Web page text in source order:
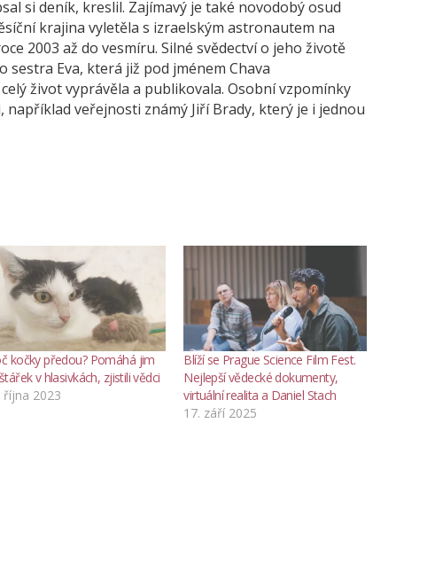
si deník, kreslil. Zajímavý je také novodobý osud
krajina vyletěla s izraelským astronautem na
2003 až do vesmíru. Silné svědectví o jeho životě
sestra Eva, která již pod jménem Chava
život vyprávěla a publikovala. Osobní vzpomínky
veřejnosti známý Jiří Brady, který je i jednou
kočky předou? Pomáhá jim
v hlasivkách, zjistili vědci
října 2023
Blíží se Prague Science Film Fest.
Nejlepší vědecké dokumenty,
virtuální realita a Daniel Stach
17. září 2025